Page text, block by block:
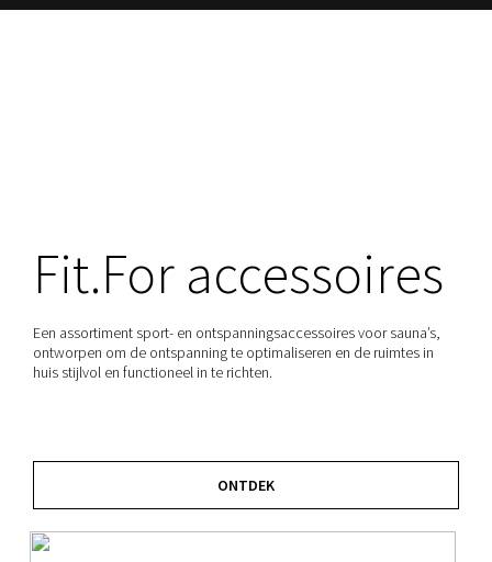
Fit.For accessoires
Een assortiment sport- en ontspanningsaccessoires voor sauna’s,
ontworpen om de ontspanning te optimaliseren en de ruimtes in
huis stijlvol en functioneel in te richten.
ONTDEK